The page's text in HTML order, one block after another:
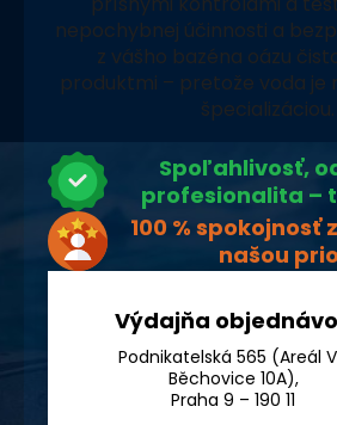
nepochybnej účinnosti a
z vášho bazéna oázu
produktmi – pretože voda je
špecializáciou.
Spoľahlivosť,
profesionalita –
100 % spokojnosť
našou
Výdajňa
Podnikatelská 565 (Areál
Běchovice 10A),
Praha 9 – 190 11